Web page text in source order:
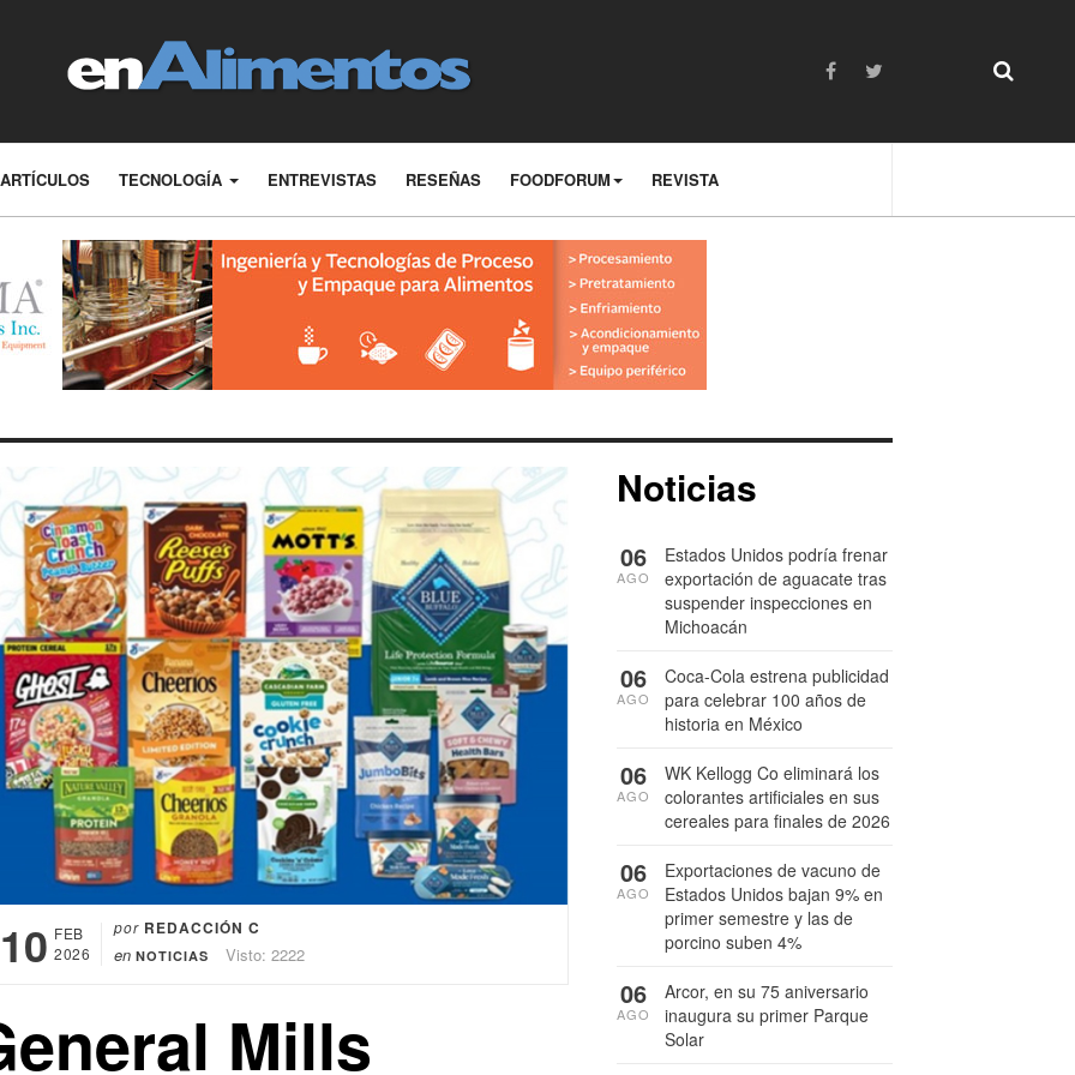
ARTÍCULOS TECNOLOGÍA ENTREVISTAS RESEÑAS FOODFORUM REVISTA
10 FEB
2026
por REDACCIÓN C
en NOTICIAS Visto: 2222
Mills
Noticias
Estados Unidos podría frenar
exportación de aguacate tras
suspender inspecciones en
Michoacán
06
AGO
Coca-Cola estrena publicidad
para celebrar 100 años de
historia en México
06
AGO
WK Kellogg Co eliminará los
colorantes artificiales en sus
cereales para finales de 2026
06
AGO
Exportaciones de vacuno de
Estados Unidos bajan 9% en
primer semestre y las de
porcino suben 4%
06
AGO
Arcor, en su 75 aniversario
inaugura su primer Parque
Solar
06
AGO